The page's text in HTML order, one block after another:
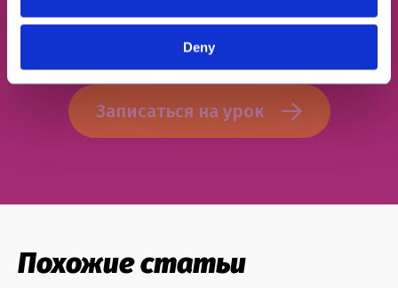
Deny
политикой конфиденциальности
Записаться на урок
Похожие статьи